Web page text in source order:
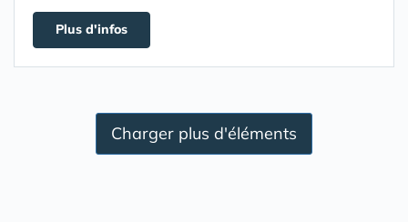
Plus d'infos
Charger plus d'éléments